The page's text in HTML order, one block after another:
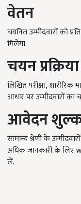
वेतन
चयनित उम्मीदवारों को
मिलेगा.
चयन प्रक्रिया
लिखित परीक्षा,
आधार पर उम्मीदवारों का
आवेदन
सामान्य श्रेणी के
अधिक जानकारी के लिए
लें.